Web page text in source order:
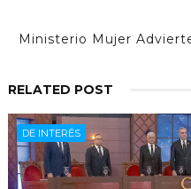
Ministerio Mujer
RELATED POST
DE INTERÉS